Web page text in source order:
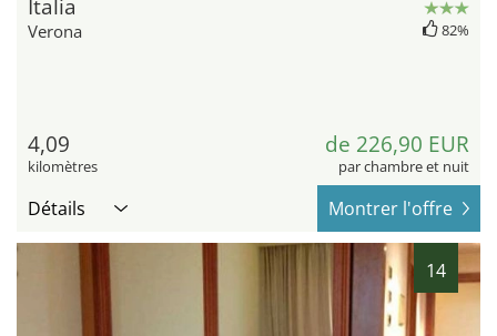
Italia
Verona 82%
4,09
kilomètres
de 226,90 EUR
par chambre et nuit
Détails Montrer l'offre
14